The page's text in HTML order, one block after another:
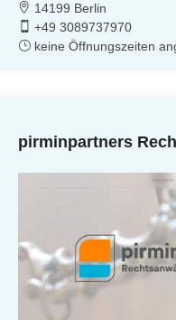
14199 Berlin
+49 3089737970
keine Öffnungszeiten
pirminpartners